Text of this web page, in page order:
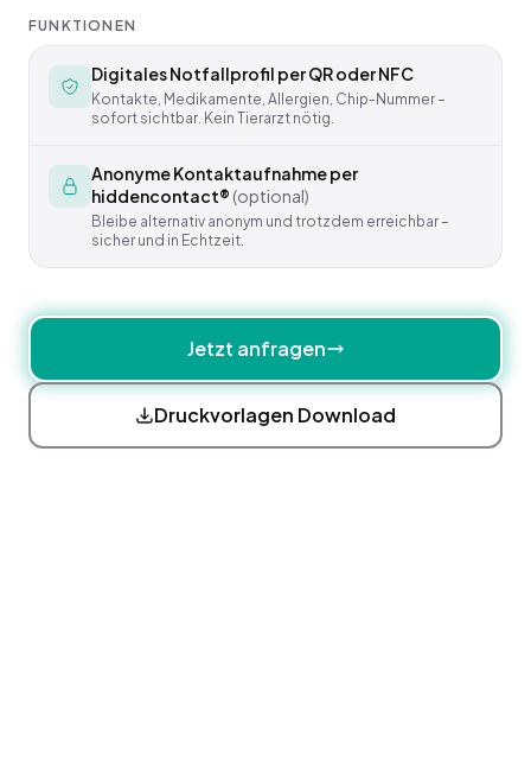
FUNKTIONEN
Digitales Notfallprofil per QR oder NFC
Kontakte, Medikamente, Allergien, Chip-Nummer –
sofort sichtbar. Kein Tierarzt nötig.
Anonyme Kontaktaufnahme per
hiddencontact® (optional)
Bleibe alternativ anonym und trotzdem erreichbar –
sicher und in Echtzeit.
Jetzt anfragen
Druckvorlagen Download